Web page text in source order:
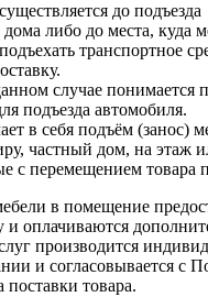
до подъезда
либо до места, куда
транспортное
случае понимается
подъезда автомобиля.
в себя подъём (занос)
частный дом, на этаж
с перемещением товара
в помещение
и оплачиваются
производится
и согласовывается с
поставки товара.